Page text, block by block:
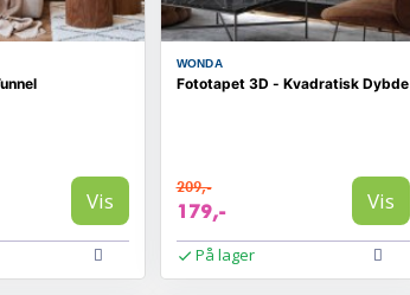
Vis
WONDA
Fototapet 3D - Kvadratisk Dybde
209,-
179,- Vis
På lager